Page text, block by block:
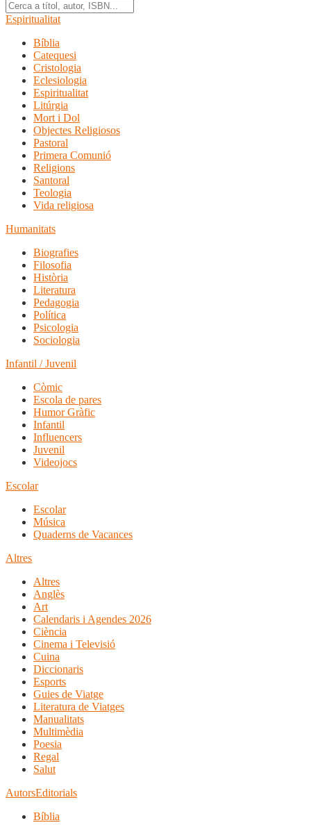
Espiritualitat
Bíblia
Catequesi
Cristologia
Eclesiologia
Espiritualitat
Litúrgia
Mort i Dol
Objectes Religiosos
Pastoral
Primera Comunió
Religions
Santoral
Teologia
Vida religiosa
Humanitats
Biografies
Filosofia
Història
Literatura
Pedagogia
Política
Psicologia
Sociologia
Infantil / Juvenil
Còmic
Escola de pares
Humor Gràfic
Infantil
Influencers
Juvenil
Videojocs
Escolar
Escolar
Música
Quaderns de Vacances
Altres
Altres
Anglès
Art
Calendaris i Agendes 2026
Ciència
Cinema i Televisió
Cuina
Diccionaris
Esports
Guies de Viatge
Literatura de Viatges
Manualitats
Multimèdia
Poesia
Regal
Salut
AutorsEditorials
Bíblia